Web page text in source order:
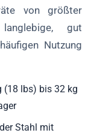
von größter
gut
Nutzung
(18 lbs) bis 32 kg
Stahl mit